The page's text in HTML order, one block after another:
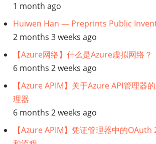
程】
GCP
定
义
您
的
1 month ago
Huiwen Han — Preprints Public
2 months 3 weeks ago
【Azure网络】什么是Azure虚拟网络？
6 months 2 weeks ago
【Azure APIM】关于Azure API管理器
理器
6 months 2 weeks ago
【Azure APIM】凭证管理器中的